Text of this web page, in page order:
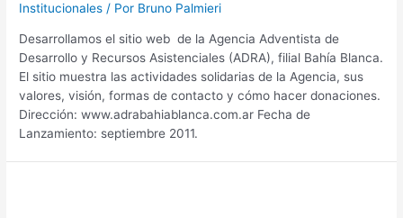
Institucionales / Por Bruno Palmieri
Desarrollamos el sitio web de la Agencia Adventista de
Desarrollo y Recursos Asistenciales (ADRA), filial Bahía Blanca.
El sitio muestra las actividades solidarias de la Agencia, sus
valores, visión, formas de contacto y cómo hacer donaciones.
Dirección: www.adrabahiablanca.com.ar Fecha de
Lanzamiento: septiembre 2011.